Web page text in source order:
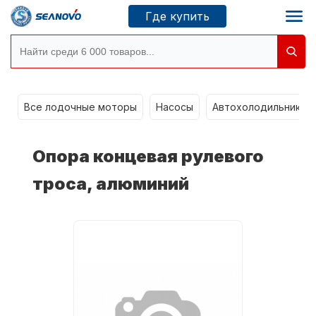
Где купить
Новосибирск
Где купить
Моторы SEANOVO
Все лодочные моторы Насосы Автохолодильники
Опора концевая рулевого
троса, алюминий